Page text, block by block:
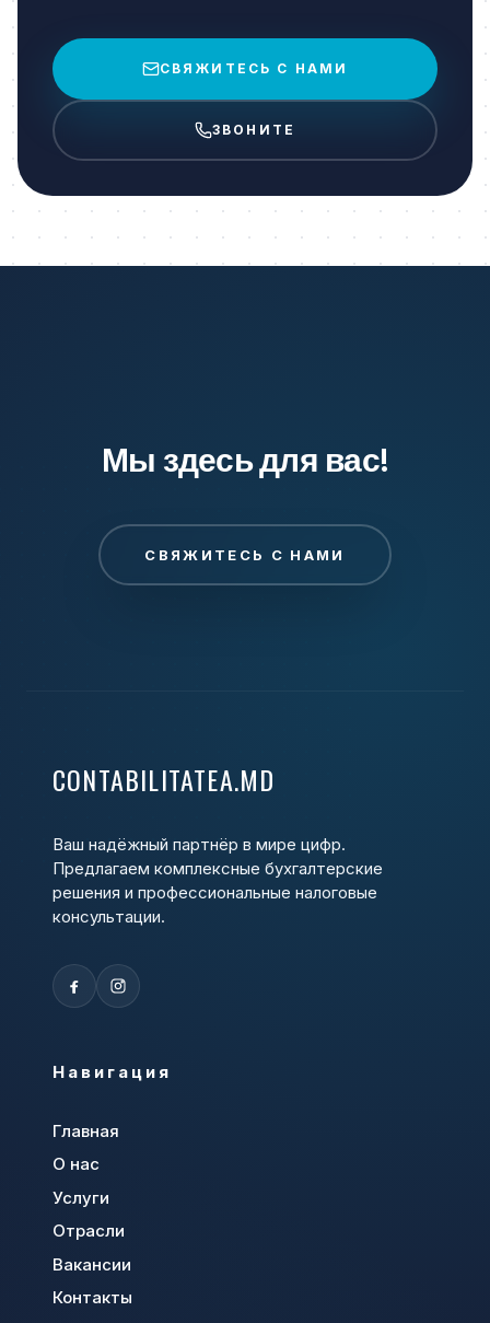
СВЯЖИТЕСЬ С НАМИ
ЗВОНИТЕ
Мы здесь для вас!
СВЯЖИТЕСЬ С НАМИ
CONTABILITATEA.MD
Ваш надёжный партнёр в мире цифр.
Предлагаем комплексные бухгалтерские
решения и профессиональные налоговые
консультации.
Навигация
Главная
О нас
Услуги
Отрасли
Вакансии
Контакты